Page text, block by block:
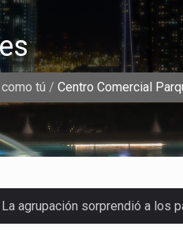
tú / Centro Comercial
La agrupación sorprendió a los